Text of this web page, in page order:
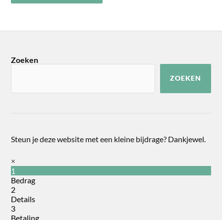
Zoeken
ZOEKEN
Steun je deze website met een kleine bijdrage? Dankjewel.